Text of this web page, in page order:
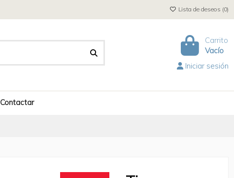
Lista de deseos (0)
Carrito
Vacío
Iniciar sesión
Contactar